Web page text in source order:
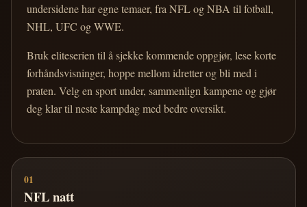
undersidene har egne temaer, fra NFL og NBA til fotball,
NHL, UFC og WWE.
Bruk eliteserien til å sjekke kommende oppgjør, lese korte
forhåndsvisninger, hoppe mellom idretter og bli med i
praten. Velg en sport under, sammenlign kampene og gjør
deg klar til neste kampdag med bedre oversikt.
01
NFL natt